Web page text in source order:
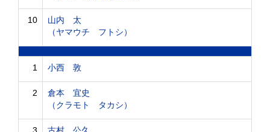
10
山内 太
（ヤマウチ フトシ）
1 小西 敦
2
倉本 宜史
（クラモト タカシ）